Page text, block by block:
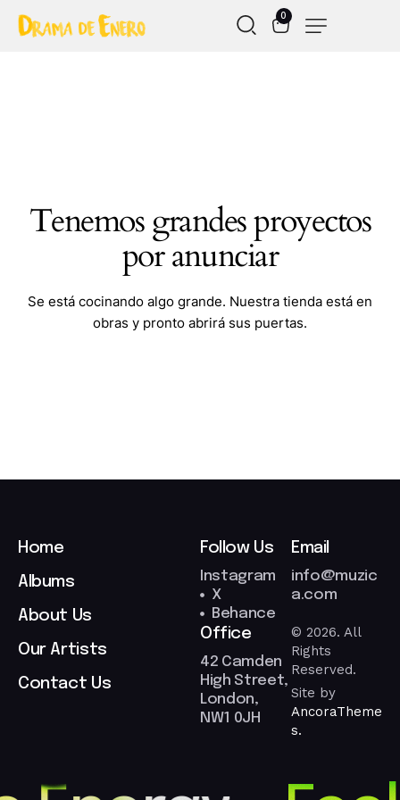
0
Tenemos grandes proyectos
por anunciar
Se está cocinando algo grande. Nuestra tienda está en
obras y pronto abrirá sus puertas.
Home
Albums
About Us
Our Artists
Contact Us
Follow Us
Instagram
X
Behance
Email
info@muzic
a.com
Office
42 Camden
High Street,
London,
NW1 0JH
© 2026. All
Rights
Reserved.
Site by
AncoraTheme
s.